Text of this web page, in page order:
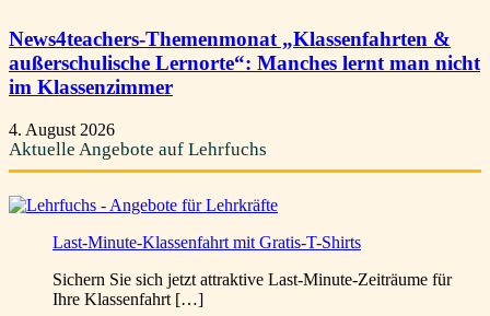
News4teachers-Themenmonat „Klassenfahrten &
außerschulische Lernorte“: Manches lernt man nicht
im Klassenzimmer
4. August 2026
Aktuelle Angebote auf Lehrfuchs
Last-Minute-Klassenfahrt mit Gratis-T-Shirts
Sichern Sie sich jetzt attraktive Last-Minute-Zeiträume für
Ihre Klassenfahrt […]